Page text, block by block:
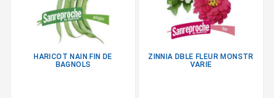
HARICOT NAIN FIN DE
BAGNOLS
ZINNIA DBLE FLEUR MONSTR
VARIE